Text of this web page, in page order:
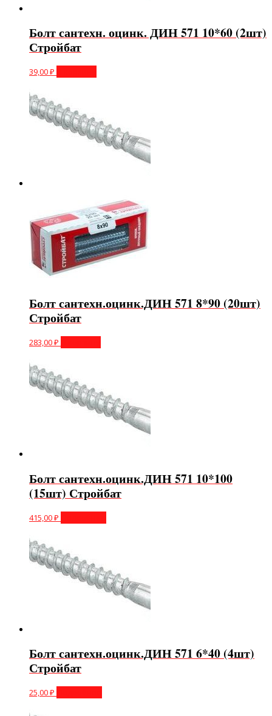
Болт сантехн. оцинк. ДИН 571 10*60 (2шт)
Стройбат
39,00₽
Болт сантехн.оцинк.ДИН 571 8*90 (20шт)
Стройбат
283,00₽
Болт сантехн.оцинк.ДИН 571 10*100
(15шт) Стройбат
415,00₽
Болт сантехн.оцинк.ДИН 571 6*40 (4шт)
Стройбат
25,00₽